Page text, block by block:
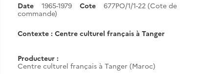
Date 1965-1979 Cote
677PO/1/1-22 (Cote de
commande)
Contexte : Centre culturel français à Tanger
Producteur :
Centre culturel français à Tanger (Maroc)